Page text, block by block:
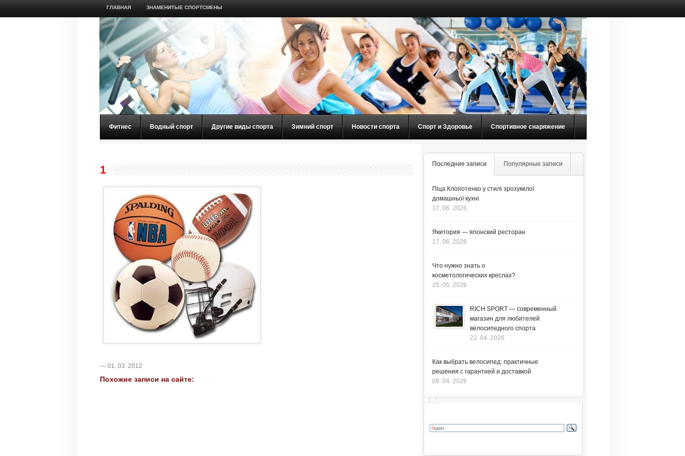
ГЛАВНАЯ ЗНАМЕНИТЫЕ СПОРТСМЕНЫ
Фитнес Водный спорт Другие виды спорта Зимний спорт Новости спорта Спорт и Здоровье Спортивное снаряжение
1
— 01. 03. 2012
Похожие записи на сайте:
Последние записи Популярные записи
Піца Клопотенко у стилі зрозумілої
домашньої кухні
17. 06. 2026
Якитория — японский ресторан
17. 06. 2026
Что нужно знать о
косметологических креслах?
25. 05. 2026
RICH SPORT — современный
магазин для любителей
велосипедного спорта
22. 04. 2026
Как выбрать велосипед: практичные
решения с гарантией и доставкой
08. 04. 2026